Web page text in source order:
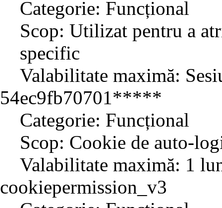
Categorie: Funcțional
Scop: Utilizat pentru a
specific
Valabilitate maximă:
54ec9fb70701*****
Categorie: Funcțional
Scop: Cookie de auto-
Valabilitate maximă: 1
cookiepermission_v3